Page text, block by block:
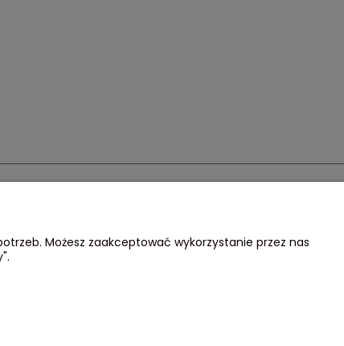
Trustmate
Nasz
Możesz zaakceptować wykorzystanie przez nas